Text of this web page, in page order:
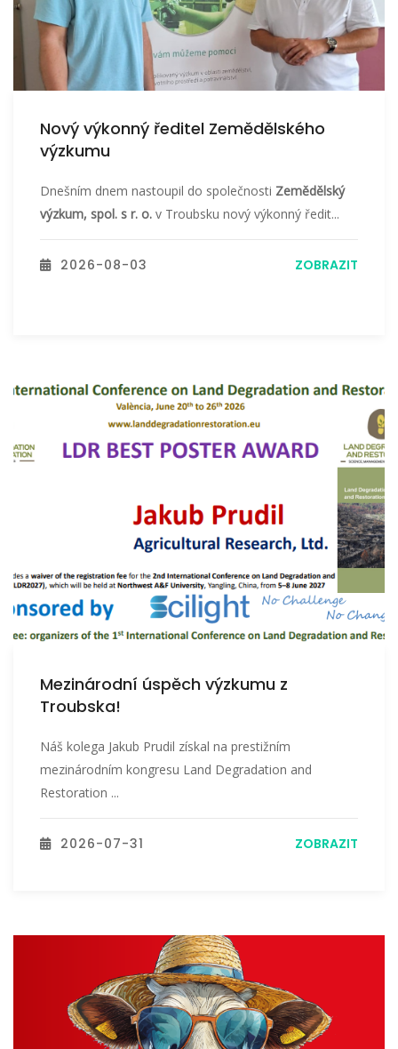
Nový výkonný ředitel Zemědělského
výzkumu
Dnešním dnem nastoupil do společnosti Zemědělský
výzkum, spol. s r. o. v Troubsku nový výkonný ředit...
2026-08-03 ZOBRAZIT
Mezinárodní úspěch výzkumu z
Troubska!
Náš kolega Jakub Prudil získal na prestižním
mezinárodním kongresu Land Degradation and
Restoration ...
2026-07-31 ZOBRAZIT